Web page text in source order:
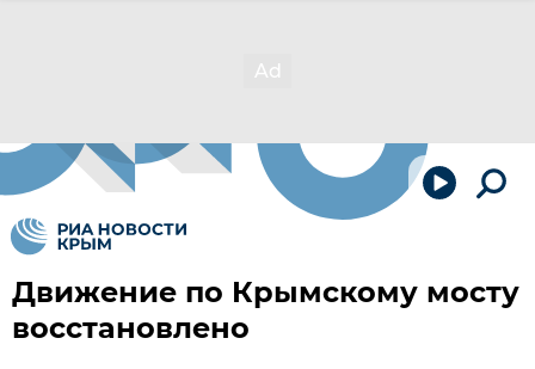
Движение по Крымскому мосту
восстановлено